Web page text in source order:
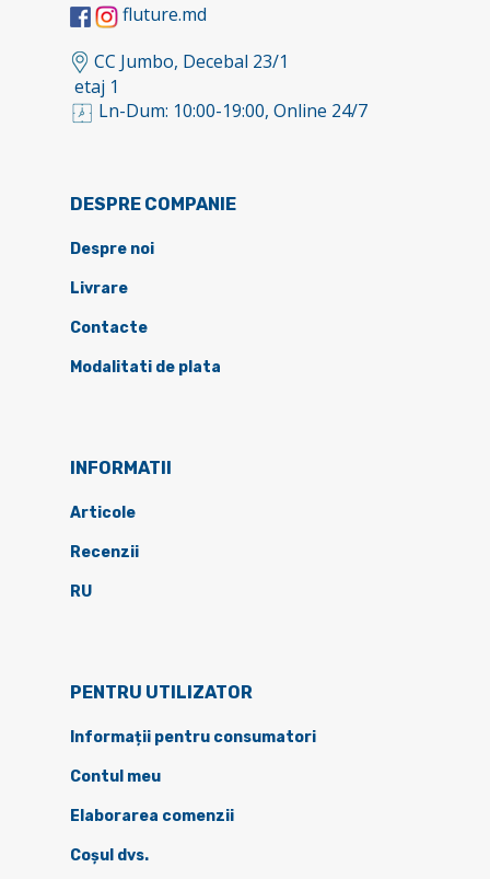
fluture.md
CC Jumbo, Decebal 23/1
etaj 1
Ln-Dum: 10:00-19:00, Online 24/7
DESPRE COMPANIE
Despre noi
Livrare
Contacte
Modalitati de plata
INFORMATII
Articole
Recenzii
RU
PENTRU UTILIZATOR
Informații pentru consumatori
Contul meu
Elaborarea comenzii
Coșul dvs.